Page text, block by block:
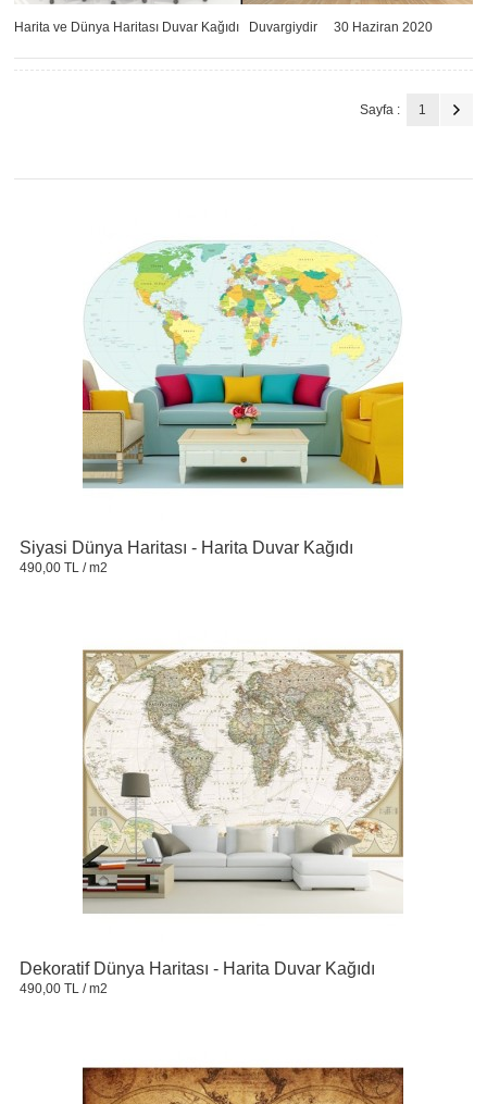
Harita ve Dünya Haritası Duvar Kağıdı Duvargiydir 30 Haziran 2020
Sayfa : 1
Siyasi Dünya Haritası - Harita Duvar Kağıdı
490,00 TL / m2
Dekoratif Dünya Haritası - Harita Duvar Kağıdı
490,00 TL / m2